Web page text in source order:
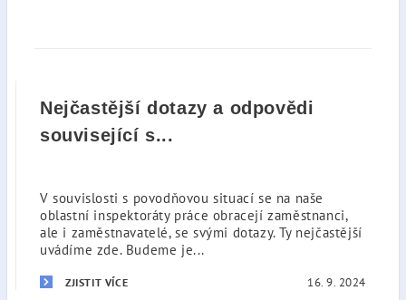
Nejčastější dotazy a odpovědi
související s...
V souvislosti s povodňovou situací se na naše
oblastní inspektoráty práce obracejí zaměstnanci,
ale i zaměstnavatelé, se svými dotazy. Ty nejčastější
uvádíme zde. Budeme je...
ZJISTIT VÍCE 16. 9. 2024